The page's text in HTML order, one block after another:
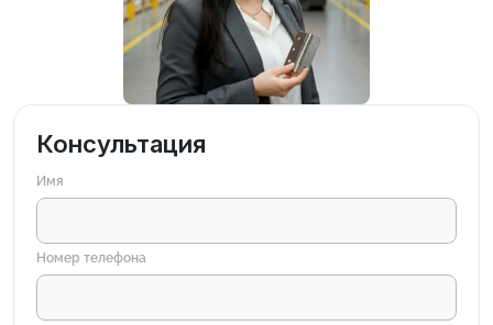
Консультация
Имя
Номер телефона